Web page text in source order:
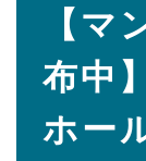
【マ
布中
ホー